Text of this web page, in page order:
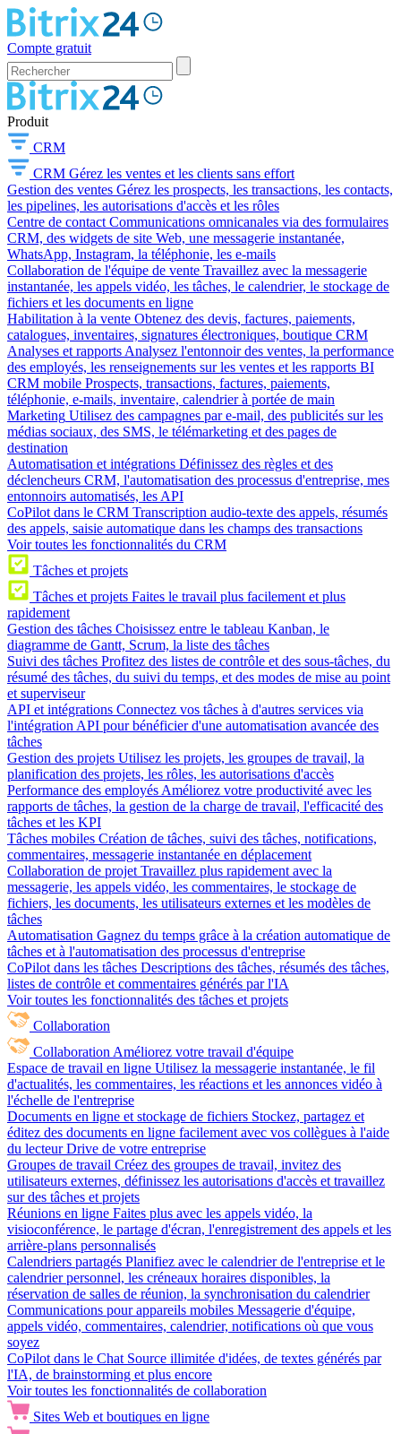
Compte gratuit
Produit
CRM
CRM Gérez les ventes et les clients sans effort
Gestion des ventes Gérez les prospects, les transactions, les contacts,
les pipelines, les autorisations d'accès et les rôles
Centre de contact Communications omnicanales via des formulaires
CRM, des widgets de site Web, une messagerie instantanée,
WhatsApp, Instagram, la téléphonie, les e-mails
Collaboration de l'équipe de vente Travaillez avec la messagerie
instantanée, les appels vidéo, les tâches, le calendrier, le stockage de
fichiers et les documents en ligne
Habilitation à la vente Obtenez des devis, factures, paiements,
catalogues, inventaires, signatures électroniques, boutique CRM
Analyses et rapports Analysez l'entonnoir des ventes, la performance
des employés, les renseignements sur les ventes et les rapports BI
CRM mobile Prospects, transactions, factures, paiements,
téléphonie, e-mails, inventaire, calendrier à portée de main
Marketing Utilisez des campagnes par e-mail, des publicités sur les
médias sociaux, des SMS, le télémarketing et des pages de
destination
Automatisation et intégrations Définissez des règles et des
déclencheurs CRM, l'automatisation des processus d'entreprise, mes
entonnoirs automatisés, les API
CoPilot dans le CRM Transcription audio-texte des appels, résumés
des appels, saisie automatique dans les champs des transactions
Voir toutes les fonctionnalités du CRM
Tâches et projets
Tâches et projets Faites le travail plus facilement et plus
rapidement
Gestion des tâches Choisissez entre le tableau Kanban, le
diagramme de Gantt, Scrum, la liste des tâches
Suivi des tâches Profitez des listes de contrôle et des sous-tâches, du
résumé des tâches, du suivi du temps, et des modes de mise au point
et superviseur
API et intégrations Connectez vos tâches à d'autres services via
l'intégration API pour bénéficier d'une automatisation avancée des
tâches
Gestion des projets Utilisez les projets, les groupes de travail, la
planification des projets, les rôles, les autorisations d'accès
Performance des employés Améliorez votre productivité avec les
rapports de tâches, la gestion de la charge de travail, l'efficacité des
tâches et les KPI
Tâches mobiles Création de tâches, suivi des tâches, notifications,
commentaires, messagerie instantanée en déplacement
Collaboration de projet Travaillez plus rapidement avec la
messagerie, les appels vidéo, les commentaires, le stockage de
fichiers, les documents, les utilisateurs externes et les modèles de
tâches
Automatisation Gagnez du temps grâce à la création automatique de
tâches et à l'automatisation des processus d'entreprise
CoPilot dans les tâches Descriptions des tâches, résumés des tâches,
listes de contrôle et commentaires générés par l'IA
Voir toutes les fonctionnalités des tâches et projets
Collaboration
Collaboration Améliorez votre travail d'équipe
Espace de travail en ligne Utilisez la messagerie instantanée, le fil
d'actualités, les commentaires, les réactions et les annonces vidéo à
l'échelle de l'entreprise
Documents en ligne et stockage de fichiers Stockez, partagez et
éditez des documents en ligne facilement avec vos collègues à l'aide
du lecteur Drive de votre entreprise
Groupes de travail Créez des groupes de travail, invitez des
utilisateurs externes, définissez les autorisations d'accès et travaillez
sur des tâches et projets
Réunions en ligne Faites plus avec les appels vidéo, la
visioconférence, le partage d'écran, l'enregistrement des appels et les
arrière-plans personnalisés
Calendriers partagés Planifiez avec le calendrier de l'entreprise et le
calendrier personnel, les créneaux horaires disponibles, la
réservation de salles de réunion, la synchronisation du calendrier
Communications pour appareils mobiles Messagerie d'équipe,
appels vidéo, commentaires, calendrier, notifications où que vous
soyez
CoPilot dans le Chat Source illimitée d'idées, de textes générés par
l'IA, de brainstorming et plus encore
Voir toutes les fonctionnalités de collaboration
Sites Web et boutiques en ligne